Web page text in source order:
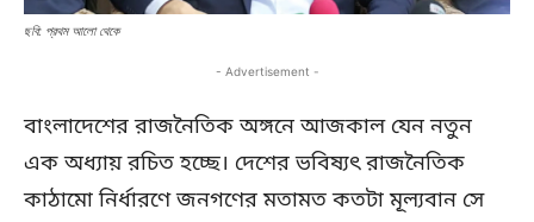
ছবি: প্রথম আলো থেকে
- Advertisement -
বাংলাদেশের রাজনৈতিক অঙ্গনে আজকাল যেন নতুন
এক অধ্যায় রচিত হচ্ছে। দেশের ভবিষ্যৎ রাজনৈতিক
কাঠামো নির্ধারণে জনগণের মতামত কতটা মূল্যবান সে